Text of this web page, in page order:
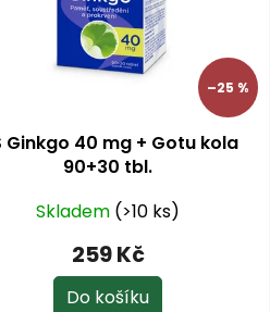
–25 %
Ginkgo 40 mg + Gotu kola
90+30 tbl.
Skladem (>10 ks)
259 Kč
Do košíku